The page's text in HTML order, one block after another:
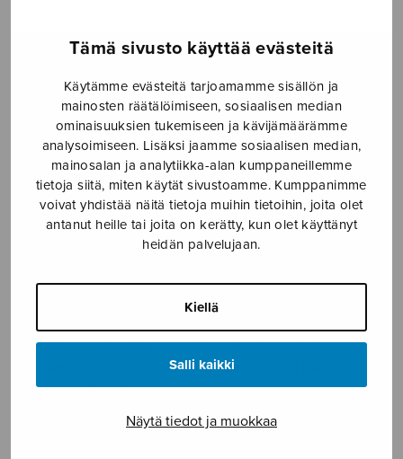
Tämä sivusto käyttää evästeitä
Käytämme evästeitä tarjoamamme sisällön ja
mainosten räätälöimiseen, sosiaalisen median
ominaisuuksien tukemiseen ja kävijämäärämme
analysoimiseen. Lisäksi jaamme sosiaalisen median,
mainosalan ja analytiikka-alan kumppaneillemme
tietoja siitä, miten käytät sivustoamme. Kumppanimme
voivat yhdistää näitä tietoja muihin tietoihin, joita olet
antanut heille tai joita on kerätty, kun olet käyttänyt
heidän palvelujaan.
Kiellä
Salli kaikki
Näytä tiedot ja muokkaa
Madetojan musiikkilukion tyttökuoro menestyi
Madetojan musiikkilukion
tyttökuoro menestyi
Espanjassa 4.5.2017
Madetojan musiikkilukion tyttökuoro voitti oman sarjansa
Primavera -kuorokilpailussa. Tyttökuoro sijoittui
kuoroksi. Festivaalin paras kuoro oli ruotsalainen
Korallerna. Osanottajia oli 26 kahdeksasta eri maasta.
Kyseessä oli luokittelukilpailu, jossa tuomaristo antaa
kuoroille pisteitä musiikin taidollisista osa-alueista eli
sävelpuhtaudesta, soinnista, taiteellisesta ilmaisusta ja